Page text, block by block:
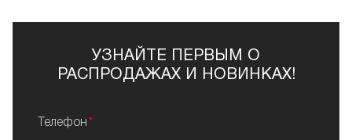
УЗНАЙТЕ ПЕРВЫМ О
РАСПРОДАЖАХ И НОВИНКАХ!
Телефон